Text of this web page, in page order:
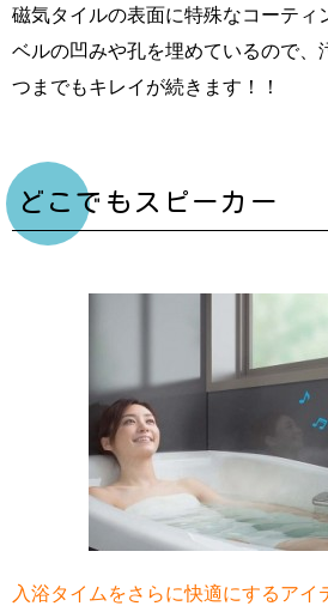
磁気タイルの表面に特殊なコーティ
ベルの凹みや孔を埋めているので、
つまでもキレイが続きます！！
どこでもスピーカー
入浴タイムをさらに快適にするアイ